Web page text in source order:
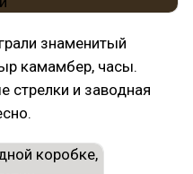
знаменитый
камамбер, часы.
стрелки и заводная